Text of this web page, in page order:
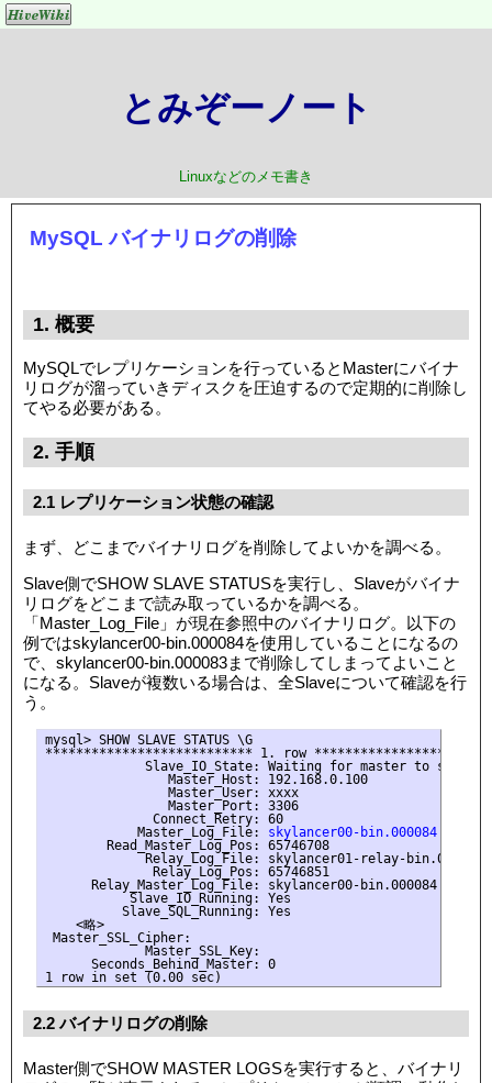
とみぞーノート
Linuxなどのメモ書き
MySQL バイナリログの削除
1. 概要
MySQLでレプリケーションを行っているとMasterにバイナ
リログが溜っていきディスクを圧迫するので定期的に削除し
てやる必要がある。
2. 手順
2.1 レプリケーション状態の確認
まず、どこまでバイナリログを削除してよいかを調べる。
Slave側でSHOW SLAVE STATUSを実行し、Slaveがバイナ
リログをどこまで読み取っているかを調べる。
「Master_Log_File」が現在参照中のバイナリログ。以下の
例ではskylancer00-bin.000084を使用していることになるの
で、skylancer00-bin.000083まで削除してしまってよいこと
になる。Slaveが複数いる場合は、全Slaveについて確認を行
う。
mysql> SHOW SLAVE STATUS \G
*************************** 1. row
Slave_IO_State: Waiting for master to send
                Master_Host: 192.168.0.100
                Master_User: xxxx
                Master_Port: 3306
              Connect_Retry: 60
            Master_Log_File:
skylancer00-bin.000084
        Read_Master_Log_Pos: 65746708
             Relay_Log_File: skylancer01-relay-bin.000362
              Relay_Log_Pos: 65746851
      Relay_Master_Log_File: skylancer00-bin.000084
           Slave_IO_Running: Yes
          Slave_SQL_Running: Yes
    <略>
Master_SSL_Cipher:
             Master_SSL_Key:
      Seconds_Behind_Master: 0
1 row in set (0.00 sec)
2.2 バイナリログの削除
Master側でSHOW MASTER LOGSを実行すると、バイナリ